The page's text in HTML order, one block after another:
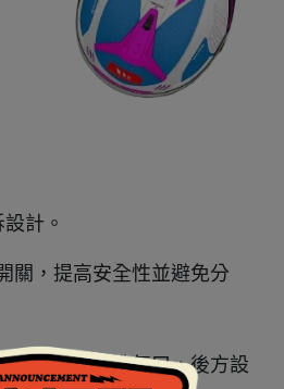
計。
關，提高安全性並避免分
前方與上方進氣口，後方設